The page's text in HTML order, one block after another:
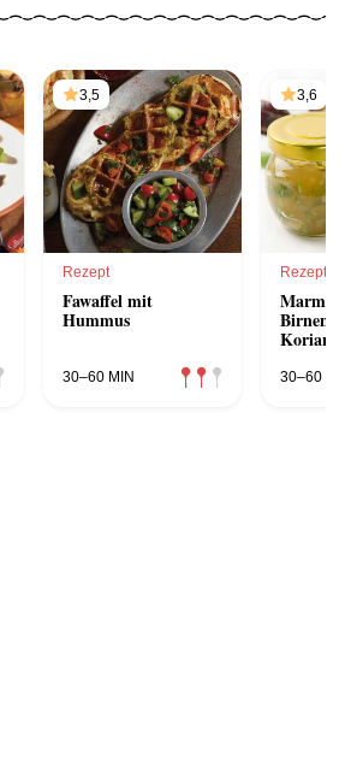
3,5
Rezept
Fawaffel mit
Hummus
30–60 MIN
3,6
Rezept
Birnen,
30–60